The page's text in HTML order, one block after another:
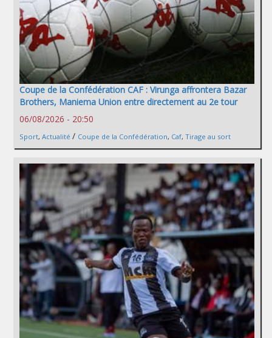
Coupe de la Confédération CAF : Virunga affrontera Bazar
Brothers, Maniema Union entre directement au 2e tour
06/08/2026 - 20:50
Sport, Actualité / Coupe de la Confédération, Caf, Tirage au sort